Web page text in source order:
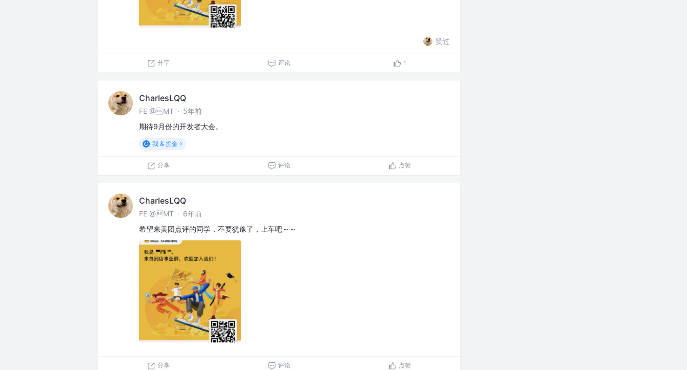
赞过
分享 评论 1
CharlesLQQ
FE @MT · 5年前
期待9月份的开发者大会。
我 & 掘金
分享 评论 点赞
CharlesLQQ
FE @MT · 6年前
希望来美团点评的同学，不要犹豫了，上车吧～～
分享 评论 点赞